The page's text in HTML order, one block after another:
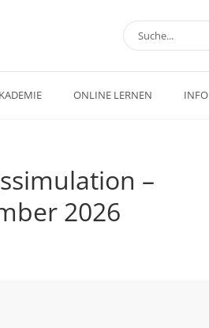
ONLINE LERNEN INFO
–
2026